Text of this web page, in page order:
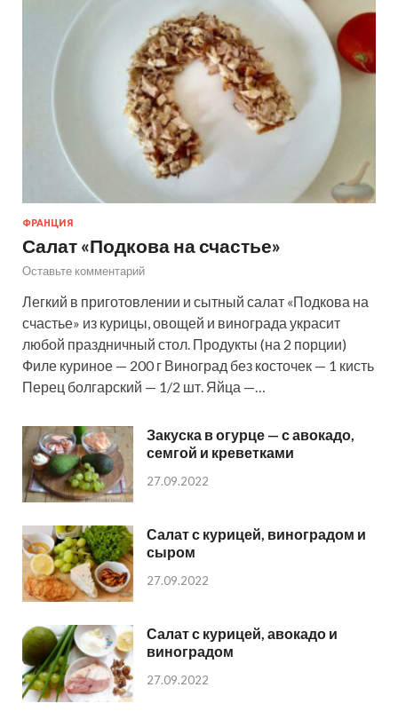
ФРАНЦИЯ
Салат «Подкова на счастье»
Оставьте комментарий
Легкий в приготовлении и сытный салат «Подкова на
счастье» из курицы, овощей и винограда украсит
любой праздничный стол. Продукты (на 2 порции)
Филе куриное — 200 г Виноград без косточек — 1 кисть
Перец болгарский — 1/2 шт. Яйца —…
Закуска в огурце — с авокадо,
семгой и креветками
27.09.2022
Салат с курицей, виноградом и
сыром
27.09.2022
Салат с курицей, авокадо и
виноградом
27.09.2022